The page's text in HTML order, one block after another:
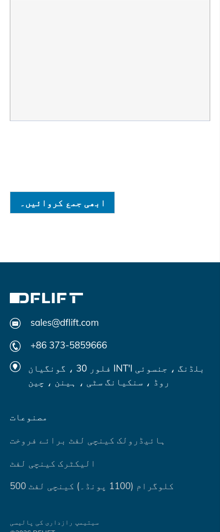
ابھی جمع کروائیں۔
sales@dflift.com
+86 373-5859666
فلور 30 ، گونگیان INT'I بلڈنگ ، جنسوئی
روڈ ، سنکیانگ سٹی ، ہینن ، چین
مصنوعات
ہائیڈرولک کینچی لفٹ برائے فروخت
الیکٹرک کینچی لفٹ
500 کلوگرام (1100 پونڈ۔) کینچی لفٹ
سیتیمپ رازداری کی پالیسی